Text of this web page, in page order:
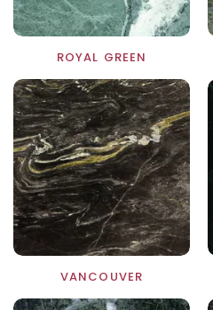
ROYAL GREEN
VANCOUVER